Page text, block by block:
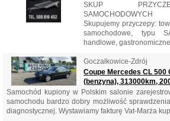
SKUP
Skupujemy przyczepy:
samochodowe, typu
handlowe,
Goczałkowice-Zdrój
Coupe Mercedes CL 500
(benzyna), 313000km,
Samochód kupiony w Polskim salonie
samochodu bardzo dobry możliwość
diagnostycznej. Wystawiamy fakturę Vat-Marża